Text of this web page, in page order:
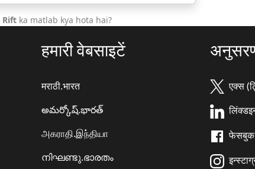
Rift ka matlab kya hota hai?
हमारी वेबसाइटें
मराठी.भारत
అమర్కోష్.భారత్
அகராதி.இந்தியா
നിഘണ്ടു.ഭാരതം
एक्स
फेसबुक